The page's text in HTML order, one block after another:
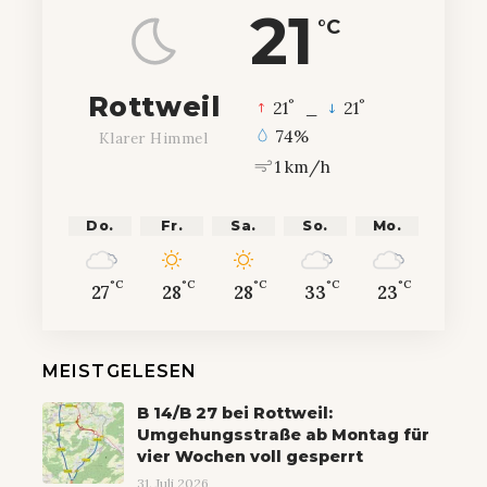
21 °C
Rottweil
Klarer Himmel
21° 21°
74%
1 km/h
Do.
27°C
Fr.
28°C
Sa.
28°C
So.
33°C
Mo.
23°C
MEISTGELESEN
B 14/B 27 bei Rottweil:
Umgehungsstraße ab Montag für
vier Wochen voll gesperrt
31. Juli 2026